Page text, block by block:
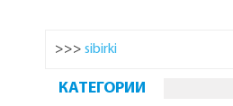
>>> sibirki
КАТЕГОРИИ